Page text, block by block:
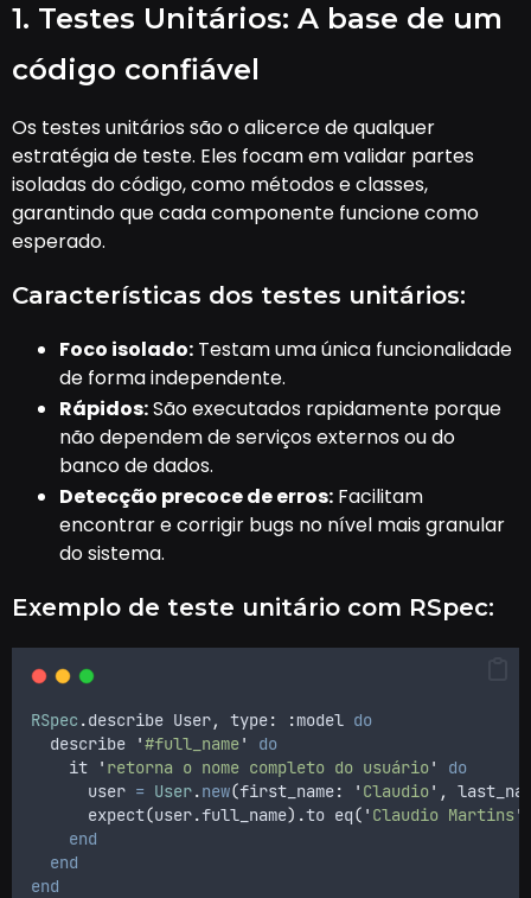
1. Testes Unitários: A base de um
código confiável
Os testes unitários são o alicerce de qualquer
estratégia de teste. Eles focam em validar partes
isoladas do código, como métodos e classes,
garantindo que cada componente funcione como
esperado.
Características dos testes unitários:
Foco isolado: Testam uma única funcionalidade
de forma independente.
Rápidos:São executados rapidamente porque
não dependem de serviços externos ou do
banco de dados.
Detecção precoce de erros: Facilitam
encontrar e corrigir bugs no nível mais granular
do sistema.
Exemplo de teste unitário com RSpec:
RSpec .describe User, type: :model do
  describe
'#full_name'
do
    it
' retorna o nome completo do usuário'
do
      user
= User.new(first_name: ' Claudio' ,
      expect
(user.full_name).to eq( ' Claudio Martins'
end
end
end